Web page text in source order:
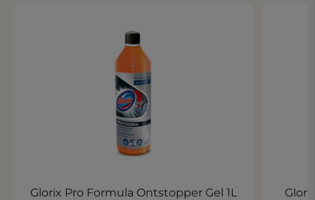
Glorix Pro Formula Ontstopper Gel 1L